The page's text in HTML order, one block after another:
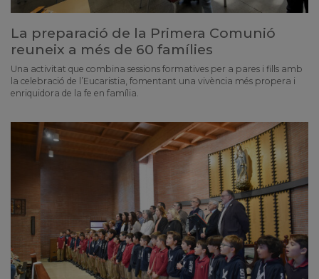
La preparació de la Primera Comunió
reuneix a més de 60 famílies
Una activitat que combina sessions formatives per a pares i fills amb
la celebració de l’Eucaristia, fomentant una vivència més propera i
enriquidora de la fe en família.